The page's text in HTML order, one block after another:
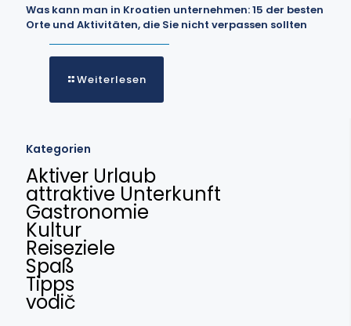
Was kann man in Kroatien unternehmen: 15 der besten
Orte und Aktivitäten, die Sie nicht verpassen sollten
Weiterlesen
Kategorien
Aktiver Urlaub
attraktive Unterkunft
Gastronomie
Kultur
Reiseziele
Spaß
Tipps
vodič